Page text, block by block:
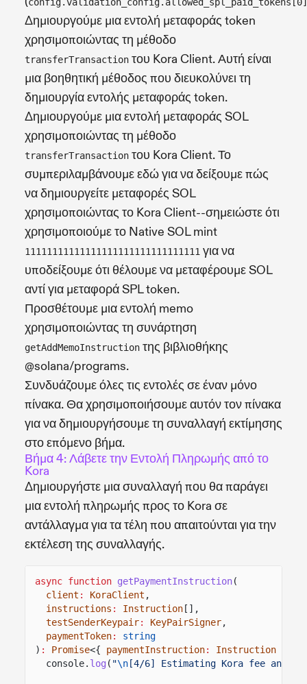
Δημιουργούμε μια εντολή μεταφοράς token
χρησιμοποιώντας τη μέθοδο
transferTransaction του Kora Client. Αυτή είναι
μια βοηθητική μέθοδος που διευκολύνει τη
δημιουργία εντολής μεταφοράς token.
Δημιουργούμε μια εντολή μεταφοράς SOL
χρησιμοποιώντας τη μέθοδο
transferTransaction του Kora Client. Το
συμπεριλαμβάνουμε εδώ για να δείξουμε πώς
να δημιουργείτε μεταφορές SOL
χρησιμοποιώντας το Kora Client--σημειώστε ότι
χρησιμοποιούμε το Native SOL mint
11111111111111111111111111111111 για να
υποδείξουμε ότι θέλουμε να μεταφέρουμε SOL
αντί για μεταφορά SPL token.
Προσθέτουμε μια εντολή memo
χρησιμοποιώντας τη συνάρτηση
getAddMemoInstruction της βιβλιοθήκης
@solana/programs.
Συνδυάζουμε όλες τις εντολές σε έναν μόνο
πίνακα. Θα χρησιμοποιήσουμε αυτόν τον πίνακα
για να δημιουργήσουμε τη συναλλαγή εκτίμησης
στο επόμενο βήμα.
Βήμα 4: Λάβετε την Εντολή Πληρωμής από το
Kora
Δημιουργήστε μια συναλλαγή που θα παράγει
μια εντολή πληρωμής προς το Kora σε
αντάλλαγμα για τα τέλη που απαιτούνται για την
εκτέλεση της συναλλαγής.
async function getPaymentInstruction(
client : KoraClient ,
instructions : Instruction [],
testSenderKeypair: KeyPairSigner,
paymentToken:
string
) : Promise<{ paymentInstruction: Instruction
console. log ( "\n [4/6] Estimating Kora fee and